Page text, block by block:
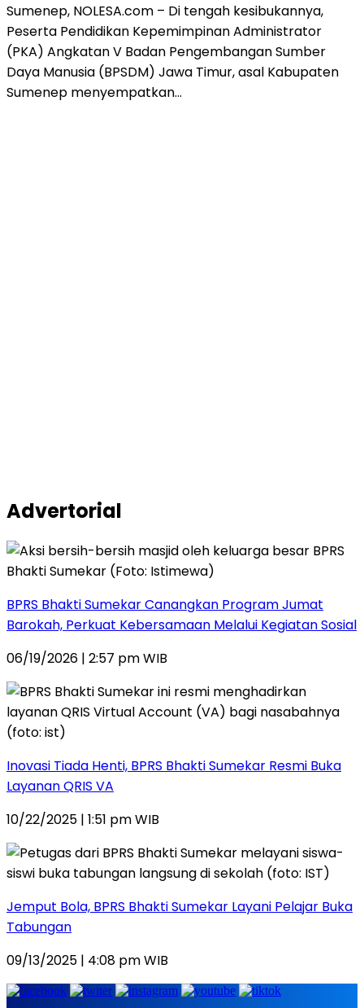
Sumenep, NOLESA.com – Di tengah kesibukannya,
Peserta Pendidikan Kepemimpinan Administrator
(PKA) Angkatan V Badan Pengembangan Sumber
Daya Manusia (BPSDM) Jawa Timur, asal Kabupaten
Sumenep menyempatkan…
Advertorial
BPRS Bhakti Sumekar Canangkan Program Jumat
Barokah, Perkuat Kebersamaan Melalui Kegiatan Sosial
06/19/2026 | 2:57 pm WIB
Inovasi Tiada Henti, BPRS Bhakti Sumekar Resmi Buka
Layanan QRIS VA
10/22/2025 | 1:51 pm WIB
Jemput Bola, BPRS Bhakti Sumekar Layani Pelajar Buka
Tabungan
09/13/2025 | 4:08 pm WIB